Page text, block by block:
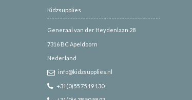
Kidzsupplies
Generaal van der Heydenlaan 28
7316 BC Apeldoorn
Nederland
info@kidzsupplies.nl
+31(0)55 75 19 130